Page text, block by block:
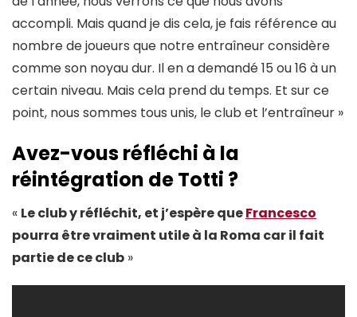
accompli. Mais quand je dis cela, je fais référence au
nombre de joueurs que notre entraîneur considère
comme son noyau dur. Il en a demandé 15 ou 16 à un
certain niveau. Mais cela prend du temps. Et sur ce
point, nous sommes tous unis, le club et l’entraîneur »
Avez-vous réfléchi à la
réintégration de Totti ?
« Le club y réfléchit, et j’espère queFrancesco
pourra être vraiment utile à la Roma car il fait
partie de ce club »